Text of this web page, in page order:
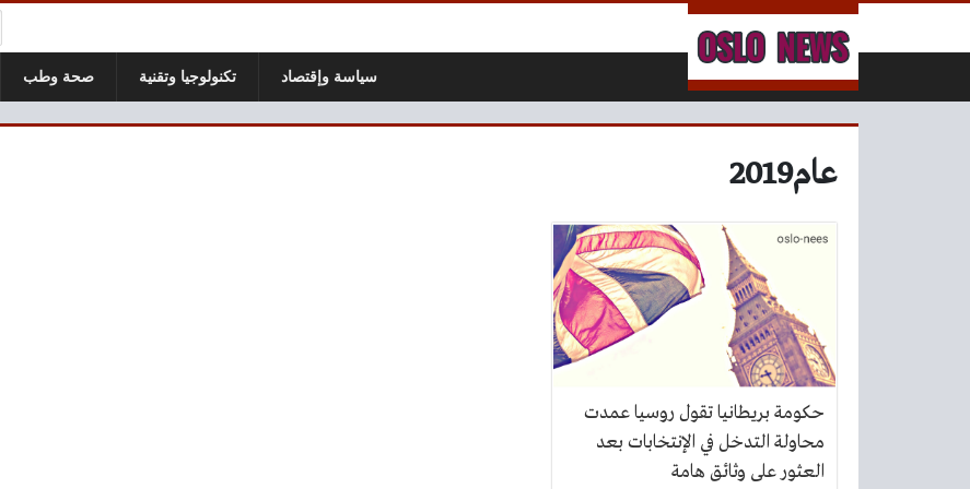
التخطي إلى المحتوى
سياسة وإقتصاد تكنولوجيا وتقنية صحة وطب
عام2019
حكومة بريطانيا تقول روسيا عمدت
محاولة التدخل في الإنتخابات بعد
العثور على وثائق هامة